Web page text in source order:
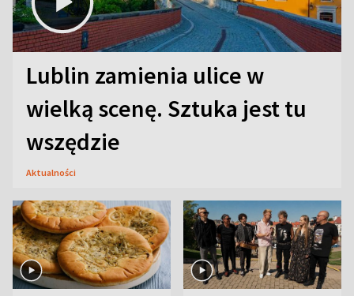
Lublin zamienia ulice w
wielką scenę. Sztuka jest tu
wszędzie
Aktualności